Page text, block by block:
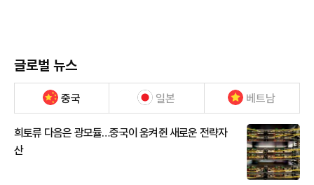
글로벌 뉴스
중국 일본 베트남
희토류 다음은 광모듈…중국이 움켜쥔 새로운 전략자
산